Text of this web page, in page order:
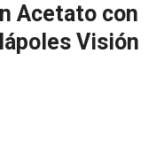
Acetato con
Visión